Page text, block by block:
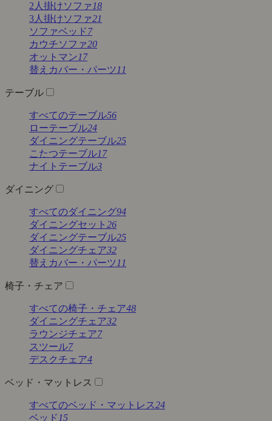
2人掛けソファ 18
3人掛けソファ21
ソファベッド7
カウチソファ20
オットマン17
替えカバー・パーツ 11
テーブル
すべてのテーブル56
ローテーブル24
ダイニングテーブル25
こたつテーブル17
ナイトテーブル3
ダイニング
すべてのダイニング94
ダイニングセット 26
ダイニングテーブル25
ダイニングチェア32
替えカバー・パーツ 11
椅子・チェア
すべての椅子・チェア48
ダイニングチェア32
ラウンジチェア7
スツール7
デスクチェア4
ベッド・マットレス
すべてのベッド・マットレス24
ベッド 15